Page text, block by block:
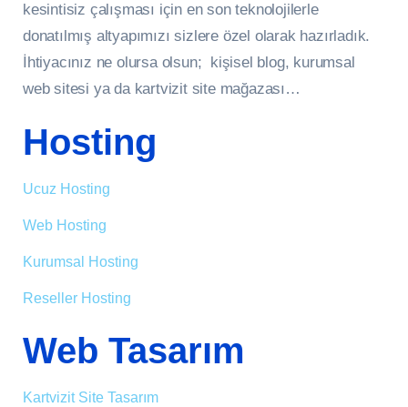
kesintisiz çalışması için en son teknolojilerle
donatılmış altyapımızı sizlere özel olarak hazırladık.
İhtiyacınız ne olursa olsun; kişisel blog, kurumsal
web sitesi ya da kartvizit site mağazası…
Hosting
Ucuz Hosting
Web Hosting
Kurumsal Hosting
Reseller Hosting
Web Tasarım
Kartvizit Site Tasarım